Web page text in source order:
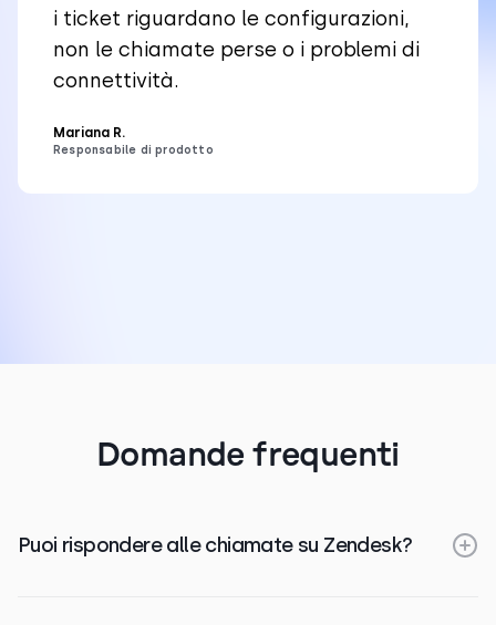
i ticket riguardano le configurazioni,
non le chiamate perse o i problemi di
connettività.
Mariana R.
Responsabile di prodotto
Domande frequenti
Puoi rispondere alle chiamate su Zendesk?